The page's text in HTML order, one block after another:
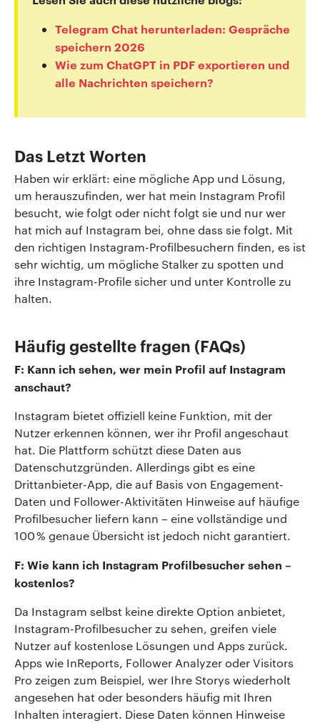
Telegram Chat herunterladen: Gespräche
speichern 2026
Wie zum ChatGPT in PDF exportieren und
alle Nachrichten speichern?
Das Letzt Worten
Haben wir erklärt: eine mögliche App und Lösung,
um herauszufinden, wer hat mein Instagram Profil
besucht, wie folgt oder nicht folgt sie und nur wer
hat mich auf Instagram bei, ohne dass sie folgt. Mit
den richtigen Instagram-Profilbesuchern finden, es ist
sehr wichtig, um mögliche Stalker zu spotten und
ihre Instagram-Profile sicher und unter Kontrolle zu
halten.
Häufig gestellte fragen (FAQs)
F: Kann ich sehen, wer mein Profil auf Instagram
anschaut?
Instagram bietet offiziell keine Funktion, mit der
Nutzer erkennen können, wer ihr Profil angeschaut
hat. Die Plattform schützt diese Daten aus
Datenschutzgründen. Allerdings gibt es eine
Drittanbieter-App, die auf Basis von Engagement-
Daten und Follower-Aktivitäten Hinweise auf häufige
Profilbesucher liefern kann – eine vollständige und
100 % genaue Übersicht ist jedoch nicht garantiert.
F: Wie kann ich Instagram Profilbesucher sehen –
kostenlos?
Da Instagram selbst keine direkte Option anbietet,
Instagram-Profilbesucher zu sehen, greifen viele
Nutzer auf kostenlose Lösungen und Apps zurück.
Apps wie InReports, Follower Analyzer oder Visitors
Pro zeigen zum Beispiel, wer Ihre Storys wiederholt
angesehen hat oder besonders häufig mit Ihren
Inhalten interagiert. Diese Daten können Hinweise